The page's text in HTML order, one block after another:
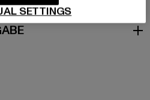
SETTINGS